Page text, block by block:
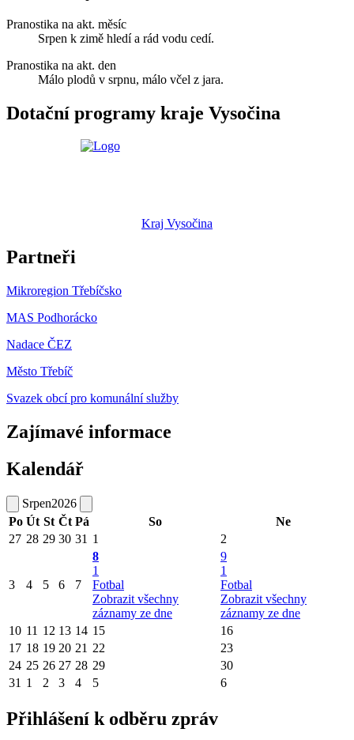
Pranostika na akt. měsíc
Srpen k zimě hledí a rád vodu cedí.
Pranostika na akt. den
Málo plodů v srpnu, málo včel z jara.
Dotační programy kraje Vysočina
Kraj Vysočina
Partneři
Mikroregion Třebíčsko
MAS Podhorácko
Nadace ČEZ
Město Třebíč
Svazek obcí pro komunální služby
Zajímavé informace
Kalendář
Srpen2026
Po Út St Čt Pá So
Ne
27 28 29 30 31 1 2
3 4 5 6 7
8
1
Fotbal
Zobrazit všechny
záznamy ze dne
9
1
Fotbal
Zobrazit všechny
záznamy ze dne
10 11 12 13 14 15
16
17 18 19 20 21 22
23
24 25 26 27 28 29
30
31 1 2 3 4 5 6
Přihlášení k odběru zpráv